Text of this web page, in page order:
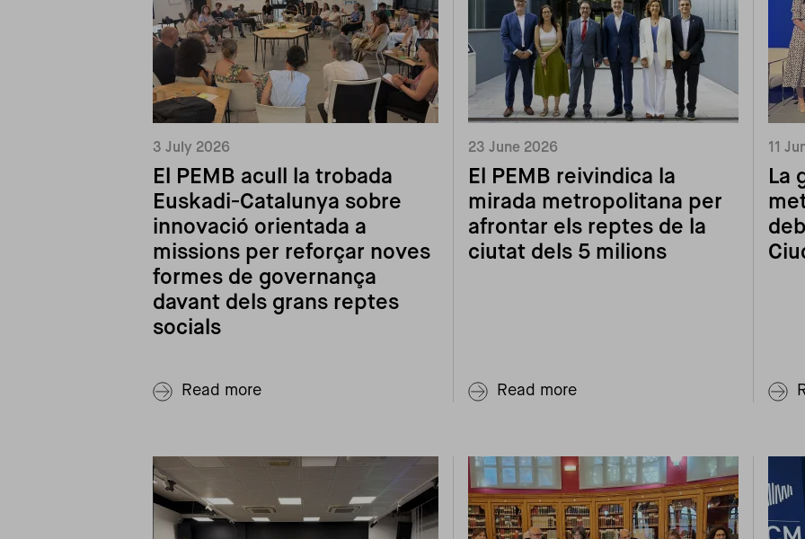
3 July 2026
El PEMB acull la trobada
Euskadi-Catalunya sobre
innovació orientada a
missions per reforçar noves
formes de governança
davant dels grans reptes
socials
Read more
23 June 2026
El PEMB reivindica la
mirada metropolitana per
afrontar els reptes de la
ciutat dels 5 milions
Read more
11
La